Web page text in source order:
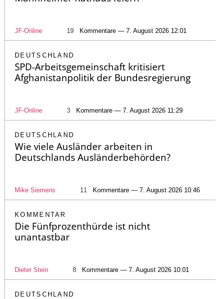
JF-Online 19 Kommentare — 7. August 2026 12:01
DEUTSCHLAND
SPD-Arbeitsgemeinschaft kritisiert
Afghanistanpolitik der Bundesregierung
JF-Online 3 Kommentare — 7. August 2026 11:29
DEUTSCHLAND
Wie viele Ausländer arbeiten in
Deutschlands Ausländerbehörden?
Mike Siemens 11 Kommentare — 7. August 2026 10:46
KOMMENTAR
Die Fünfprozenthürde ist nicht
unantastbar
Dieter Stein 8 Kommentare — 7. August 2026 10:01
DEUTSCHLAND